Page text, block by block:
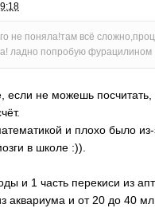
не поняла!там всё
ладно попробую фурацилином
если не можешь
и плохо было
в школе :)).
и 1 часть перекиси из
аквариума и от 20 до 40